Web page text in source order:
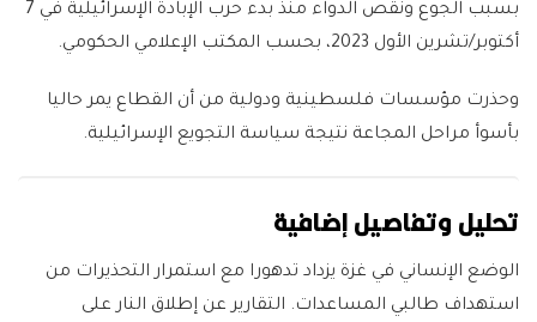
بسبب الجوع ونقص الدواء منذ بدء حرب الإبادة الإسرائيلية في 7
أكتوبر/تشرين الأول 2023، بحسب المكتب الإعلامي الحكومي.
وحذرت مؤسسات فلسطينية ودولية من أن القطاع يمر حاليا
بأسوأ مراحل المجاعة نتيجة سياسة التجويع الإسرائيلية.
تحليل وتفاصيل إضافية
الوضع الإنساني في غزة يزداد تدهورا مع استمرار التحذيرات من
استهداف طالبي المساعدات. التقارير عن إطلاق النار على